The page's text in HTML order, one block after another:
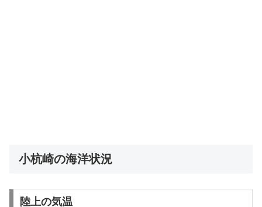
小杭崎の海洋状況
陸上の気温